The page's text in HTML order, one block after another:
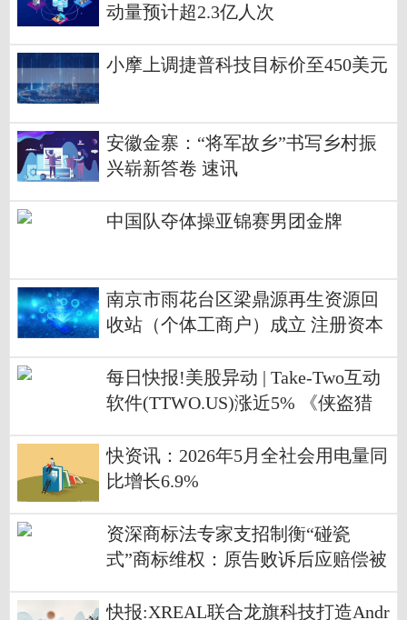
动量预计超2.3亿人次
小摩上调捷普科技目标价至450美元
安徽金寨：“将军故乡”书写乡村振
兴崭新答卷 速讯
中国队夺体操亚锦赛男团金牌
南京市雨花台区梁鼎源再生资源回
收站（个体工商户）成立 注册资本
每日快报!美股异动 | Take-Two互动
软件(TTWO.US)涨近5% 《侠盗猎
快资讯：2026年5月全社会用电量同
比增长6.9%
资深商标法专家支招制衡“碰瓷
式”商标维权：原告败诉后应赔偿被
快报:XREAL联合龙旗科技打造Andr